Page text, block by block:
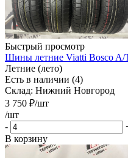
Быстрый просмотр
Шины летние Viatti Bosco A/
Летние (лето)
Есть в наличии (4)
Склад: Нижний Новгород
3 750 ₽/шт
/шт
-
В корзину